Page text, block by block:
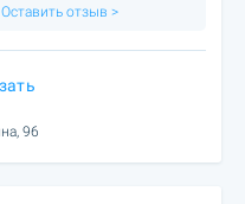
Оставить отзыв >
96